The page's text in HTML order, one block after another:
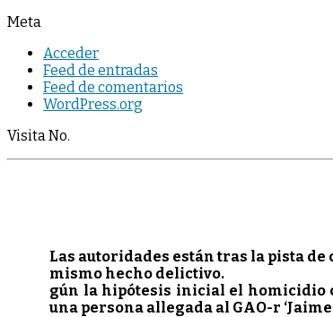
Meta
Acceder
Feed de entradas
Feed de comentarios
WordPress.org
Visita No.
Las autoridades están tras la pista
mismo hecho delictivo.
gún la hipótesis inicial el homicidio
una persona allegada al GAO-r